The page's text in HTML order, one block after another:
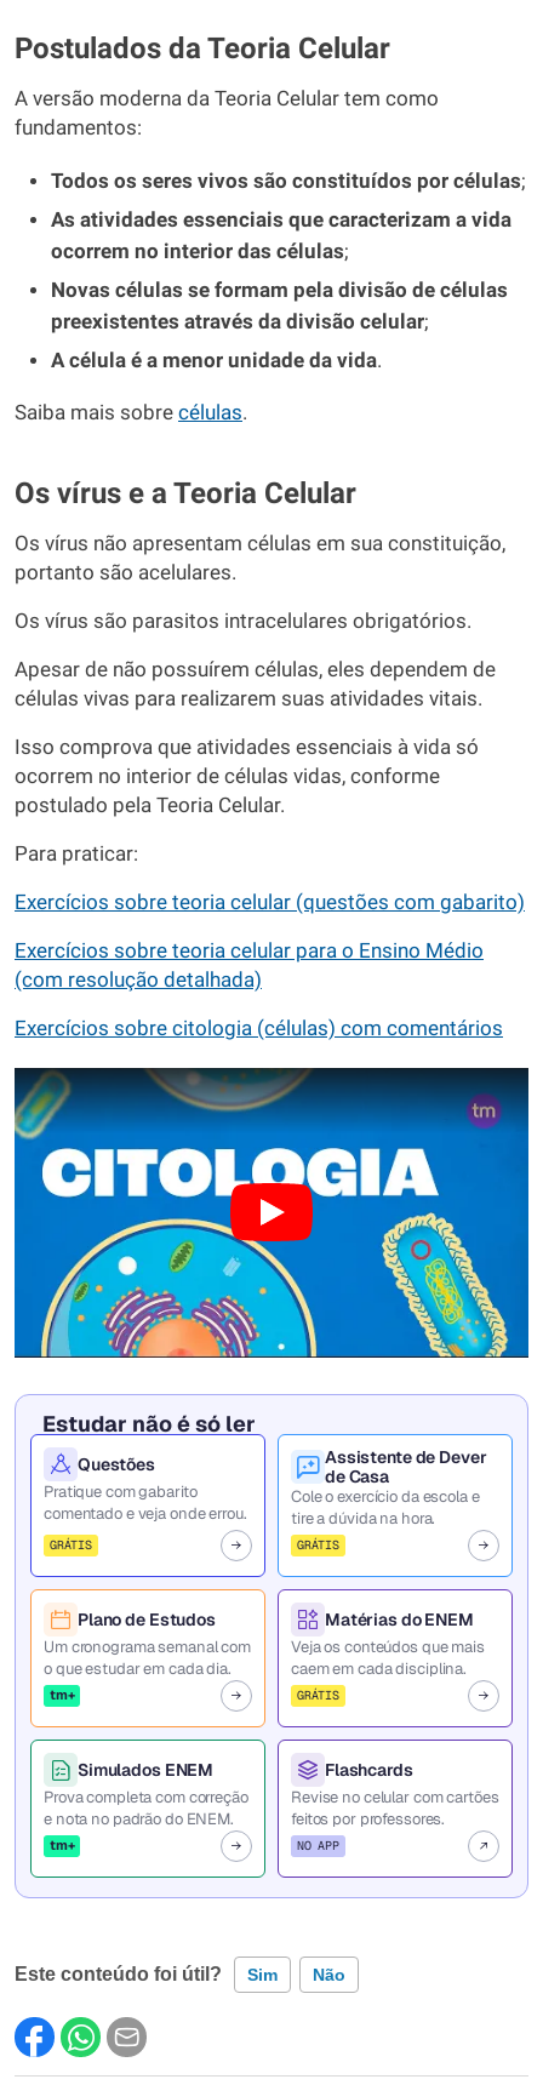
Postulados da Teoria Celular
A versão moderna da Teoria Celular tem como
fundamentos:
Todos os seres vivos são constituídos por células;
As atividades essenciais que caracterizam a vida
ocorrem no interior das células;
Novas células se formam pela divisão de células
preexistentes através da divisão celular;
A célula é a menor unidade da vida.
Saiba mais sobre células.
Os vírus e a Teoria Celular
Os vírus não apresentam células em sua constituição,
portanto são acelulares.
Os vírus são parasitos intracelulares obrigatórios.
Apesar de não possuírem células, eles dependem de
células vivas para realizarem suas atividades vitais.
Isso comprova que atividades essenciais à vida só
ocorrem no interior de células vidas, conforme
postulado pela Teoria Celular.
Para praticar:
Exercícios sobre teoria celular (questões com gabarito)
Exercícios sobre teoria celular para o Ensino Médio
(com resolução detalhada)
Exercícios sobre citologia (células) com comentários
Estudar não é só ler
Questões
Pratique com gabarito
comentado e veja onde errou.
GRÁTIS
Assistente de Dever
de Casa
Cole o exercício da escola e
tire a dúvida na hora.
GRÁTIS
Plano de Estudos
Um cronograma semanal com
o que estudar em cada dia.
tm+
Matérias do ENEM
Veja os conteúdos que mais
caem em cada disciplina.
GRÁTIS
Simulados ENEM
Prova completa com correção
e nota no padrão do ENEM.
tm+
Flashcards
Revise no celular com cartões
feitos por professores.
NO APP
Este conteúdo foi útil? Sim Não
Este conteúdo contém informação incorreta